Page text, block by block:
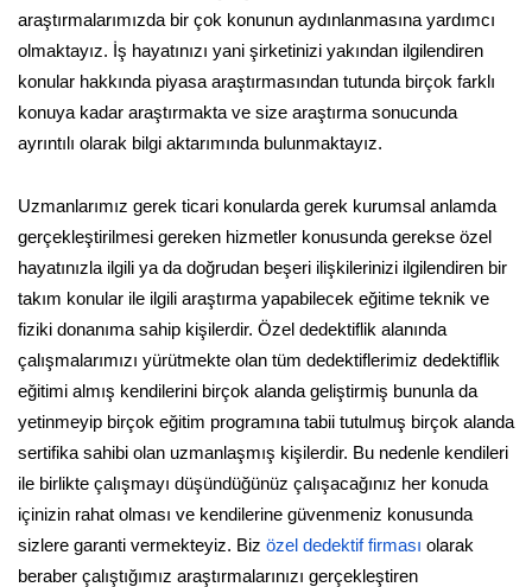
araştırmalarımızda bir çok konunun aydınlanmasına yardımcı
olmaktayız. İş hayatınızı yani şirketinizi yakından ilgilendiren
konular hakkında piyasa araştırmasından tutunda birçok farklı
konuya kadar araştırmakta ve size araştırma sonucunda
ayrıntılı olarak bilgi aktarımında bulunmaktayız.
Uzmanlarımız gerek ticari konularda gerek kurumsal anlamda
gerçekleştirilmesi gereken hizmetler konusunda gerekse özel
hayatınızla ilgili ya da doğrudan beşeri ilişkilerinizi ilgilendiren bir
takım konular ile ilgili araştırma yapabilecek eğitime teknik ve
fiziki donanıma sahip kişilerdir. Özel dedektiflik alanında
çalışmalarımızı yürütmekte olan tüm dedektiflerimiz dedektiflik
eğitimi almış kendilerini birçok alanda geliştirmiş bununla da
yetinmeyip birçok eğitim programına tabii tutulmuş birçok alanda
sertifika sahibi olan uzmanlaşmış kişilerdir. Bu nedenle kendileri
ile birlikte çalışmayı düşündüğünüz çalışacağınız her konuda
içinizin rahat olması ve kendilerine güvenmeniz konusunda
sizlere garanti vermekteyiz. Biz özel dedektif firması olarak
beraber çalıştığımız araştırmalarınızı gerçekleştiren